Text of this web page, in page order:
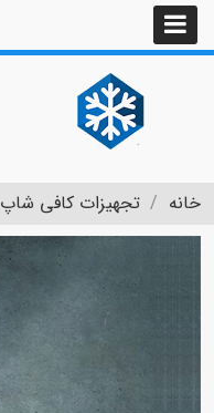
خانه تجهیزات کافی شاپ